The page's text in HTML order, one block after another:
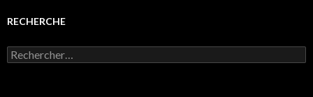
RECHERCHE
Rechercher :